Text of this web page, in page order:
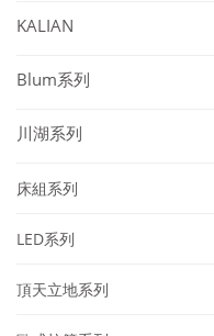
KALIAN
Blum系列
川湖系列
床組系列
LED系列
頂天立地系列